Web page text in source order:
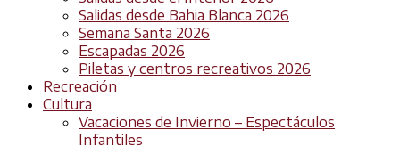
Salidas desde Bahia Blanca 2026
Semana Santa 2026
Escapadas 2026
Piletas y centros recreativos 2026
Recreación
Cultura
Vacaciones de Invierno – Espectáculos
Infantiles